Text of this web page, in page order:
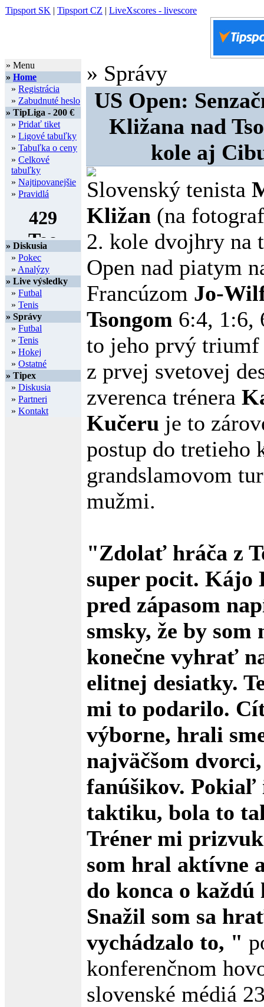
Tipsport SK | Tipsport CZ | LiveXscores - livescore
» Menu
» Home
» Registrácia
» Zabudnuté heslo
» TipLiga - 200 €
» Pridať tiket
» Ligové tabuľky
» Tabuľka o ceny
» Celkové
tabuľky
» Najtipovanejšie
» Pravidlá
» Diskusia
» Pokec
» Analýzy
» Live výsledky
» Futbal
» Tenis
» Správy
» Futbal
» Tenis
» Hokej
» Ostatné
» Tipex
» Diskusia
» Partneri
» Kontakt
» Správy
US Open:
Kližana nad
kole aj
Slovenský tenista
Kližan (na
2. kole dvojhry na
Open nad piatym
Francúzom Jo-
Tsongom 6:4, 1:6,
to jeho prvý triumf
z prvej svetovej
zverenca trénera
Kučeru je to
postup do tretieho
grandslamovom
mužmi.
"Zdolať hráča z
super pocit. Kájo
pred zápasom
smsky, že by som
konečne vyhrať
elitnej desiatky.
mi to podarilo.
výborne, hrali
najväčšom
fanúšikov. Pokiaľ
taktiku, bola to
Tréner mi
som hral aktívne
do konca o
Snažil som sa
vychádzalo to, "
konferenčnom
slovenské médiá